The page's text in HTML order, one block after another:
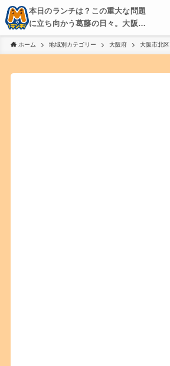
本日のランチは？この重大な問題
に立ち向かう葛藤の日々。大阪・
京都・神戸を中心とした食べ歩
き、飲み歩きを綴る。
ホーム 地域別カテゴリー 大阪府 大阪市北区